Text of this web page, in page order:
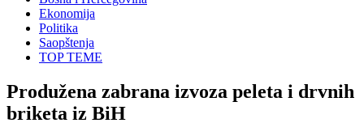
Ekonomija
Politika
Saopštenja
TOP TEME
Produžena zabrana izvoza peleta i drvnih
briketa iz BiH